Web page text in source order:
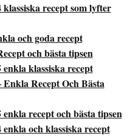
recept som lyfter
och goda recept
och bästa tipsen
klassiska recept
Recept Och Bästa
recept och bästa tipsen
och klassiska recept